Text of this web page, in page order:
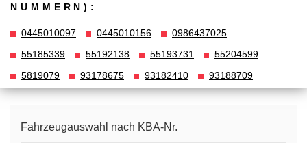
NUMMERN):
0445010097 0445010156
0986437025
55185339
55192138 55193731
55204599
5819079
93178675 93182410 93188709
Fahrzeugauswahl nach KBA-Nr.